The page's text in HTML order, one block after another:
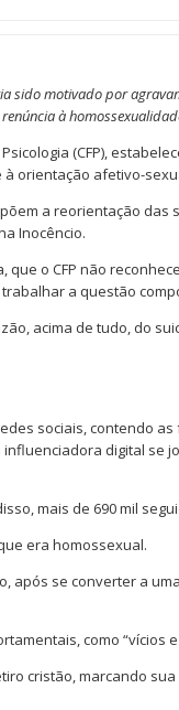
sido motivado por
à
(CFP),
orientação afetivo-
a reorientação das
Inocêncio.
o CFP não
a questão
acima de tudo, do
sociais, contendo as
digital se
mais de 690 mil
era homossexual.
após se converter a
como “vícios
cristão, marcando